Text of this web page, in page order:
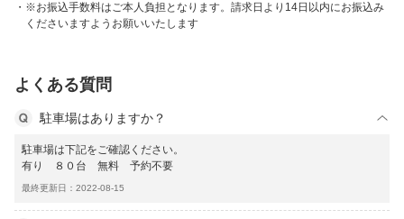
※お振込手数料はご本人負担となります。請求日より14日以内にお振込み
くださいますようお願いいたします
よくある質問
駐車場はありますか？
駐車場は下記をご確認ください。
有り ８０台 無料 予約不要
最終更新日：2022-08-15